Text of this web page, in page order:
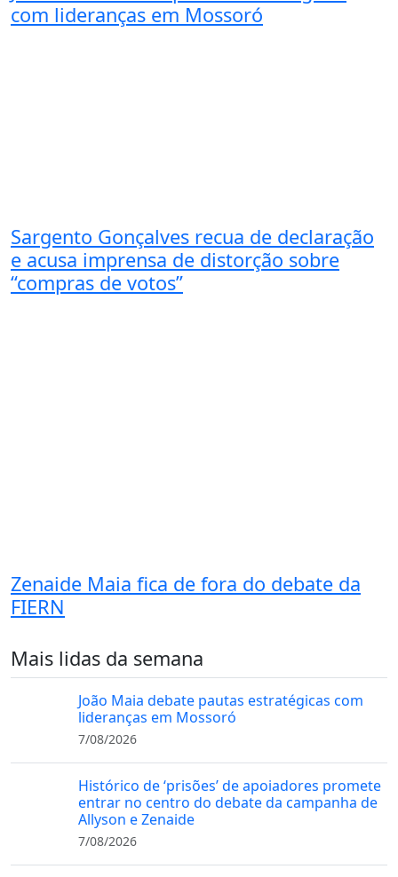
com lideranças em Mossoró
Sargento Gonçalves recua de declaração
e acusa imprensa de distorção sobre
“compras de votos”
Zenaide Maia fica de fora do debate da
FIERN
Mais lidas da semana
João Maia debate pautas estratégicas com
lideranças em Mossoró
7/08/2026
Histórico de ‘prisões’ de apoiadores promete
entrar no centro do debate da campanha de
Allyson e Zenaide
7/08/2026